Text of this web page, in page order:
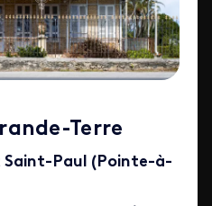
Terre
Saint-Paul (Pointe-à-